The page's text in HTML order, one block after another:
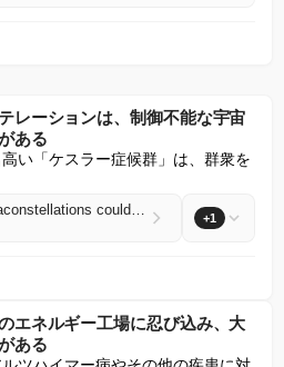
レーションは、制御不能な宇宙
ある
い「ケスラー症候群」は、群衆を
Planned satellite megaconstellations could generate runaway space debris +1
エネルギー工場に忍び込み、大
ある